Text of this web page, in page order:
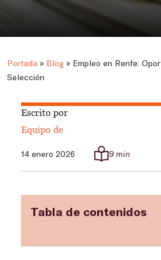
Portada » Blog » Empleo en Renfe:
Selección
Escrito por
Equipo de
14 enero 2026 9 min
Tabla de contenidos